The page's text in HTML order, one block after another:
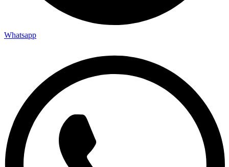
Whatsapp